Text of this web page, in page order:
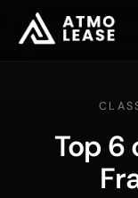
Top 6